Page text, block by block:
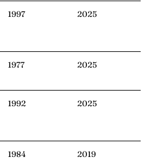
1997 2025
1977 2025
1992 2025
1984 2019